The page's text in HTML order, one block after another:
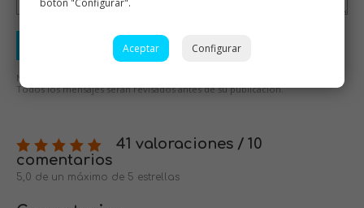
Enviar valoración
No se aceptarán mensajes ofensivos o de mal gusto.
Todos los mensajes serán revisados antes de su publicación.
41 valoraciones / 10
comentarios
5,0 de un máximo de 5 estrellas
Aceptar Configurar